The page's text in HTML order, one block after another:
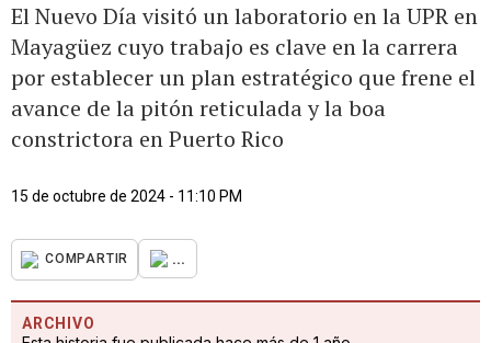
El Nuevo Día visitó un laboratorio en la UPR en
Mayagüez cuyo trabajo es clave en la carrera
por establecer un plan estratégico que frene el
avance de la pitón reticulada y la boa
constrictora en Puerto Rico
15 de octubre de 2024 - 11:10 PM
COMPARTIR ...
ARCHIVO